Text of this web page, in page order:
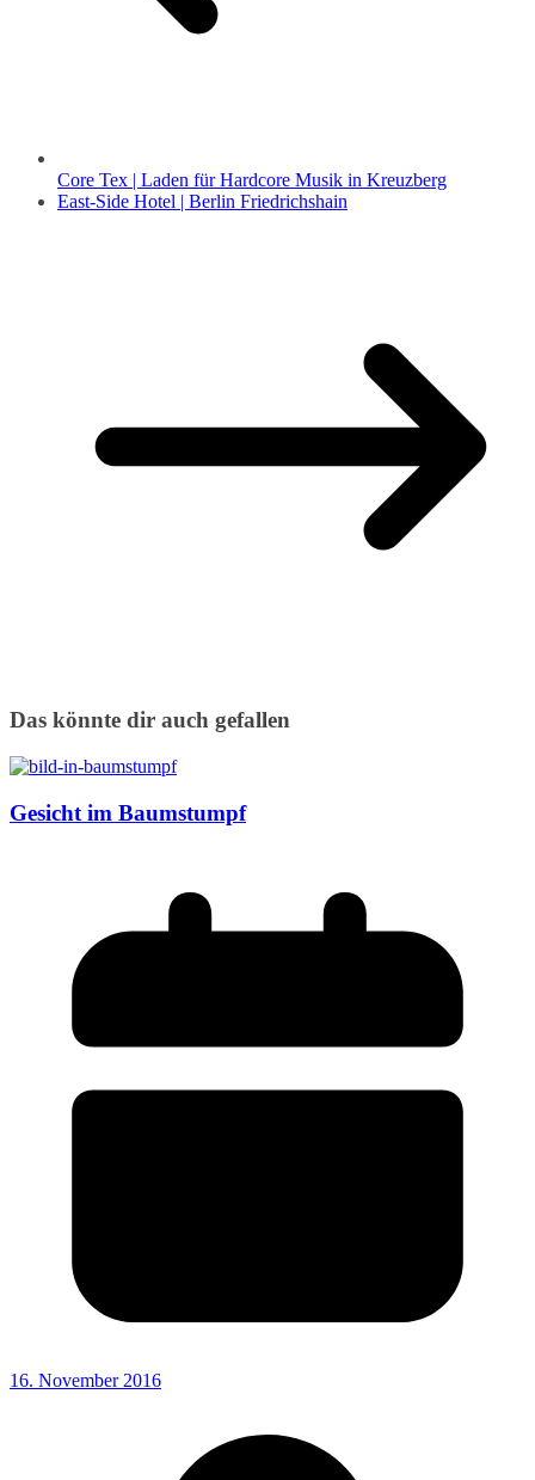
Core Tex | Laden für Hardcore Musik in Kreuzberg
East-Side Hotel | Berlin Friedrichshain
Das könnte dir auch gefallen
Gesicht im Baumstumpf
16. November 2016